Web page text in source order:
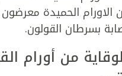
الاورام الحميدة
بسرطان القولون.
من أورام